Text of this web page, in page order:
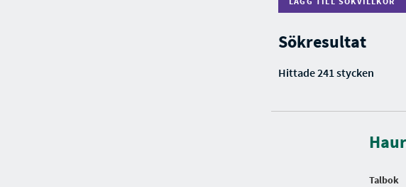
Sökresultat
Hittade 241 stycken
Talbok
e
t
i